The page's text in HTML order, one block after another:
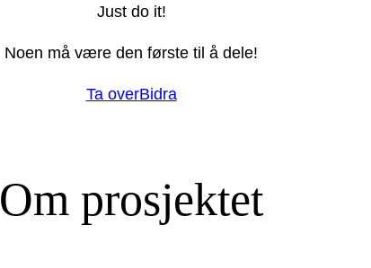
Just do it!
Noen må være den første til å dele!
Ta overBidra
Om prosjektet